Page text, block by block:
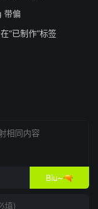
带偏
“已制作”标签
Biu~🔫